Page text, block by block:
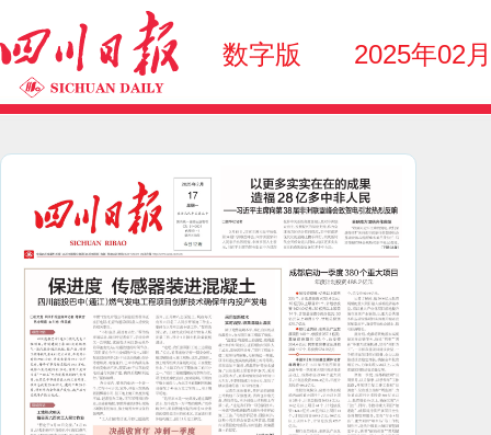
数字版 2025年02